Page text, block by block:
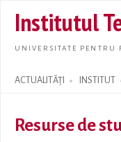
Institutul
UNIVERSITATE
ACTUALITĂȚI INSTITUT
Search form
Resurse de